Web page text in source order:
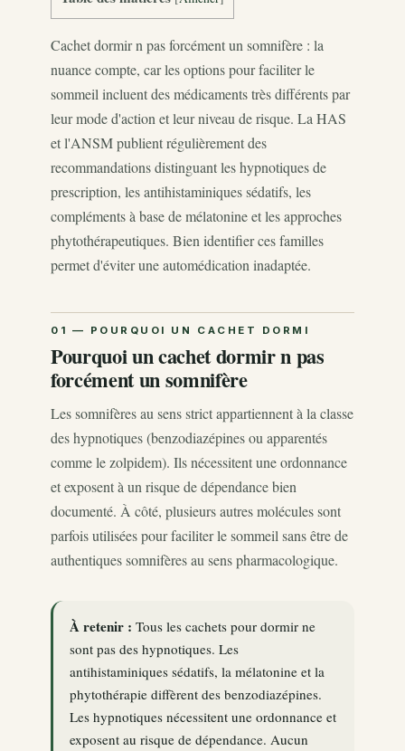
Cachet dormir n pas forcément un somnifère : la
nuance compte, car les options pour faciliter le
sommeil incluent des médicaments très différents par
leur mode d'action et leur niveau de risque. La HAS
et l'ANSM publient régulièrement des
recommandations distinguant les hypnotiques de
prescription, les antihistaminiques sédatifs, les
compléments à base de mélatonine et les approches
phytothérapeutiques. Bien identifier ces familles
permet d'éviter une automédication inadaptée.
Pourquoi un cachet dormir n pas
forcément un somnifère
Les somnifères au sens strict appartiennent à la classe
des hypnotiques (benzodiazépines ou apparentés
comme le zolpidem). Ils nécessitent une ordonnance
et exposent à un risque de dépendance bien
documenté. À côté, plusieurs autres molécules sont
parfois utilisées pour faciliter le sommeil sans être de
authentiques somnifères au sens pharmacologique.
À retenir : Tous les cachets pour dormir ne
sont pas des hypnotiques. Les
antihistaminiques sédatifs, la mélatonine et la
phytothérapie diffèrent des benzodiazépines.
Les hypnotiques nécessitent une ordonnance et
exposent au risque de dépendance. Aucun